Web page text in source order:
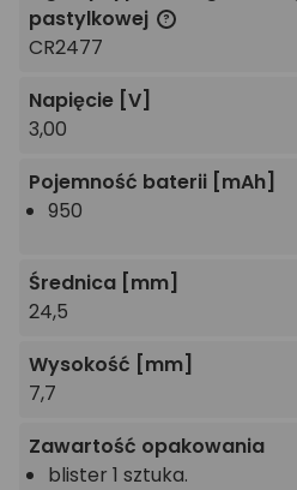
pastylkowej
CR2477
Napięcie [V]
3,00
Pojemność baterii [mAh]
950
Średnica [mm]
24,5
Wysokość [mm]
7,7
Zawartość opakowania
blister 1 sztuka.